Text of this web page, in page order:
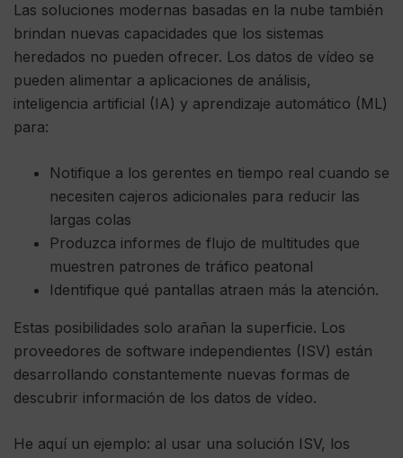
Las soluciones modernas basadas en la nube también
brindan nuevas capacidades que los sistemas
heredados no pueden ofrecer. Los datos de vídeo se
pueden alimentar a aplicaciones de análisis,
inteligencia artificial (IA) y aprendizaje automático (ML)
para:
Notifique a los gerentes en tiempo real cuando se
necesiten cajeros adicionales para reducir las
largas colas
Produzca informes de flujo de multitudes que
muestren patrones de tráfico peatonal
Identifique qué pantallas atraen más la atención.
Estas posibilidades solo arañan la superficie. Los
proveedores de software independientes (ISV) están
desarrollando constantemente nuevas formas de
descubrir información de los datos de vídeo.
He aquí un ejemplo: al usar una solución ISV, los